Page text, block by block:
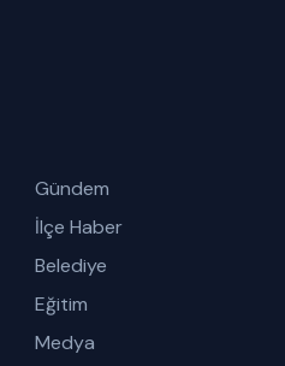
Gündem
İlçe Haber
Belediye
Eğitim
Medya